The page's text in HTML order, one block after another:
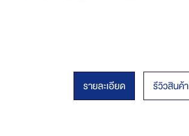
รายละเอียด รีวิวสินค้า